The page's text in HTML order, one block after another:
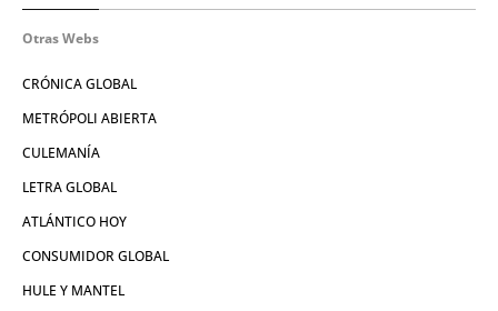
Otras Webs
CRÓNICA GLOBAL
METRÓPOLI ABIERTA
CULEMANÍA
LETRA GLOBAL
ATLÁNTICO HOY
CONSUMIDOR GLOBAL
HULE Y MANTEL